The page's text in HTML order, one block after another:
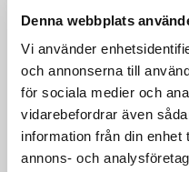
Denna webbplats
Vi använder
och annonserna till
för sociala medier och
vidarebefordrar även
information från din
annons- och
Delprojektledare
Alla som